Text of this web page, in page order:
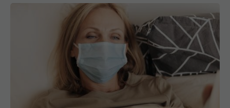
Long-COVID lovește femeile mai mult decât
bărbații. Efectul secundar care apare la femeile